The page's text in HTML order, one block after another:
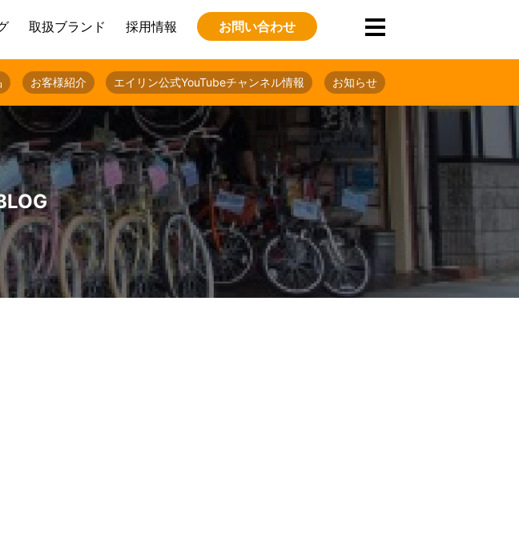
取扱ブランド 採用情報 お問い合わせ
お客様紹介 エイリン公式YouTubeチャンネル情報 お知らせ